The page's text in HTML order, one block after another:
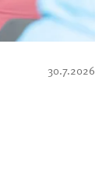
30.7.2026